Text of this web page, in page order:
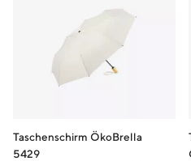
Taschenschirm ÖkoBrella
5429